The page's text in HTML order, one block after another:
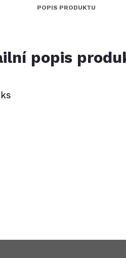
POPIS PRODUKTU
popis